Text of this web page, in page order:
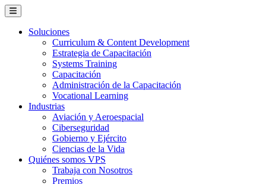
Soluciones
Curriculum & Content Development
Estrategia de Capacitación
Systems Training
Capacitación
Administración de la Capacitación
Vocational Learning
Industrias
Aviación y Aeroespacial
Ciberseguridad
Gobierno y Ejército
Ciencias de la Vida
Quiénes somos VPS
Trabaja con Nosotros
Premios